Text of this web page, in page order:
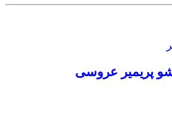
پریمیر عروسی